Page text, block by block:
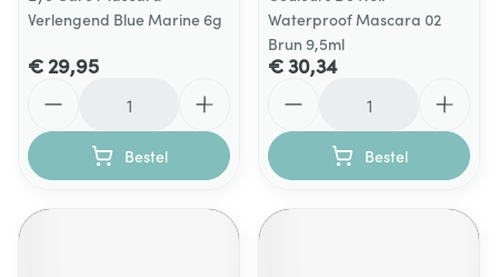
Verlengend Blue Marine 6g
€ 29,95
Bestel
Waterproof Mascara 02
Brun 9,5ml
€ 30,34
Bestel